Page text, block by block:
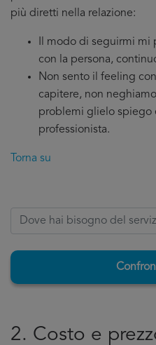
più diretti nella relazione:
Il modo di seguirmi
con la persona,
Non sento il feeling
capitere, non
problemi glielo spiego
professionista.
Torna su
2. Costo e